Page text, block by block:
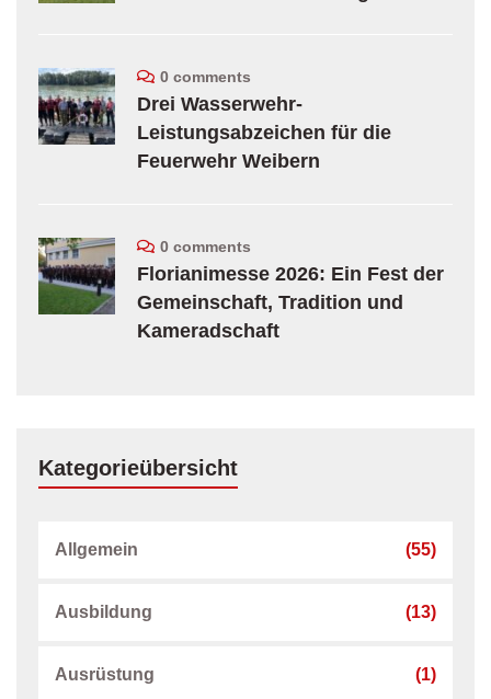
0 comments
Drei Wasserwehr-
Leistungsabzeichen für die
Feuerwehr Weibern
0 comments
Florianimesse 2026: Ein Fest der
Gemeinschaft, Tradition und
Kameradschaft
Kategorieübersicht
Allgemein (55)
Ausbildung (13)
Ausrüstung (1)